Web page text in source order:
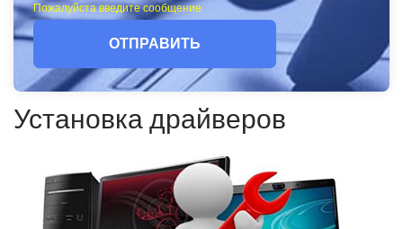
Пожалуйста введите сообщение
ОТПРАВИТЬ
Установка драйверов